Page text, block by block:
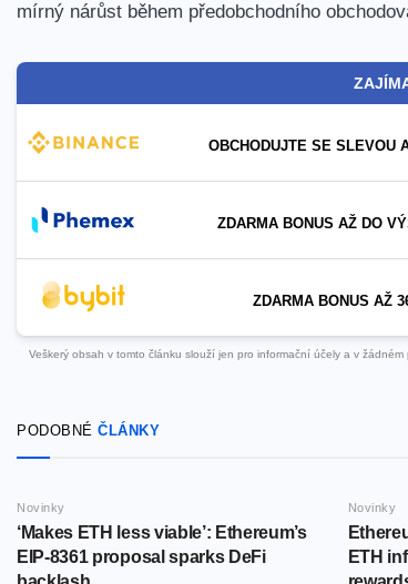
mírný nárůst během předobchodního
OBCHODUJTE SE SLEVOU
ZDARMA BONUS AŽ DO
ZDARMA BONUS AŽ
Veškerý obsah v tomto článku slouží jen pro informační účely a v
PODOBNÉ ČLÁNKY
Novinky
‘Makes ETH less viable’: Ethereum’s
EIP-8361 proposal sparks DeFi
Novinky
ETH